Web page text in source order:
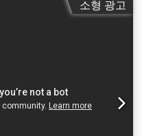
소형 광고